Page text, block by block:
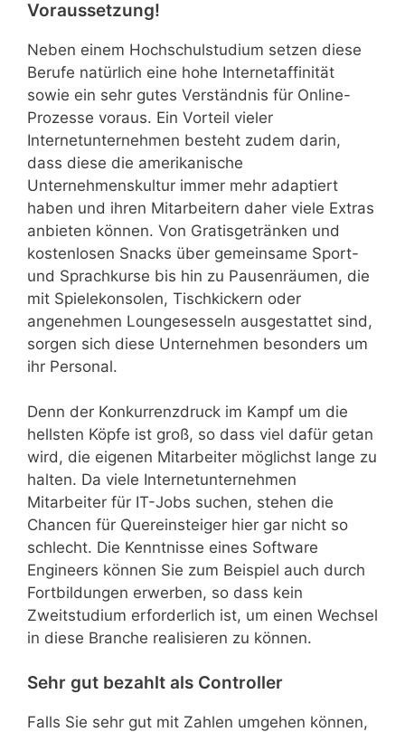
Voraussetzung!
Neben einem Hochschulstudium setzen diese
Berufe natürlich eine hohe Internetaffinität
sowie ein sehr gutes Verständnis für Online-
Prozesse voraus. Ein Vorteil vieler
Internetunternehmen besteht zudem darin,
dass diese die amerikanische
Unternehmenskultur immer mehr adaptiert
haben und ihren Mitarbeitern daher viele Extras
anbieten können. Von Gratisgetränken und
kostenlosen Snacks über gemeinsame Sport-
und Sprachkurse bis hin zu Pausenräumen, die
mit Spielekonsolen, Tischkickern oder
angenehmen Loungesesseln ausgestattet sind,
sorgen sich diese Unternehmen besonders um
ihr Personal.
Denn der Konkurrenzdruck im Kampf um die
hellsten Köpfe ist groß, so dass viel dafür getan
wird, die eigenen Mitarbeiter möglichst lange zu
halten. Da viele Internetunternehmen
Mitarbeiter für IT-Jobs suchen, stehen die
Chancen für Quereinsteiger hier gar nicht so
schlecht. Die Kenntnisse eines Software
Engineers können Sie zum Beispiel auch durch
Fortbildungen erwerben, so dass kein
Zweitstudium erforderlich ist, um einen Wechsel
in diese Branche realisieren zu können.
Sehr gut bezahlt als Controller
Falls Sie sehr gut mit Zahlen umgehen können,